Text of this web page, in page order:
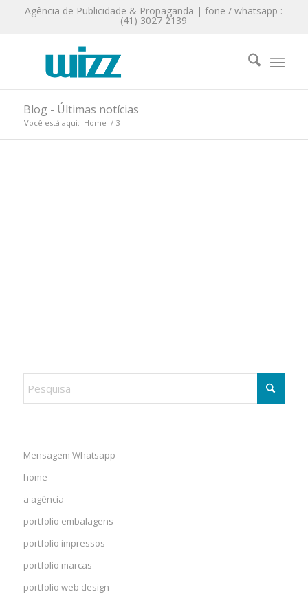
Agência de Publicidade & Propaganda | fone / whatsapp :
(41) 3027 2139
Blog - Últimas notícias
Você está aqui: Home / 3
Mensagem Whatsapp
home
a agência
portfolio embalagens
portfolio impressos
portfolio marcas
portfolio web design